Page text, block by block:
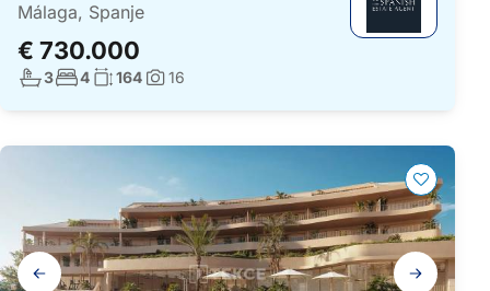
Málaga, Spanje
€ 730.000
Aantal badkamers:
3Aantal slaapkamers:
4Woonoppervlakte:
164Foto's:
16
Galerij